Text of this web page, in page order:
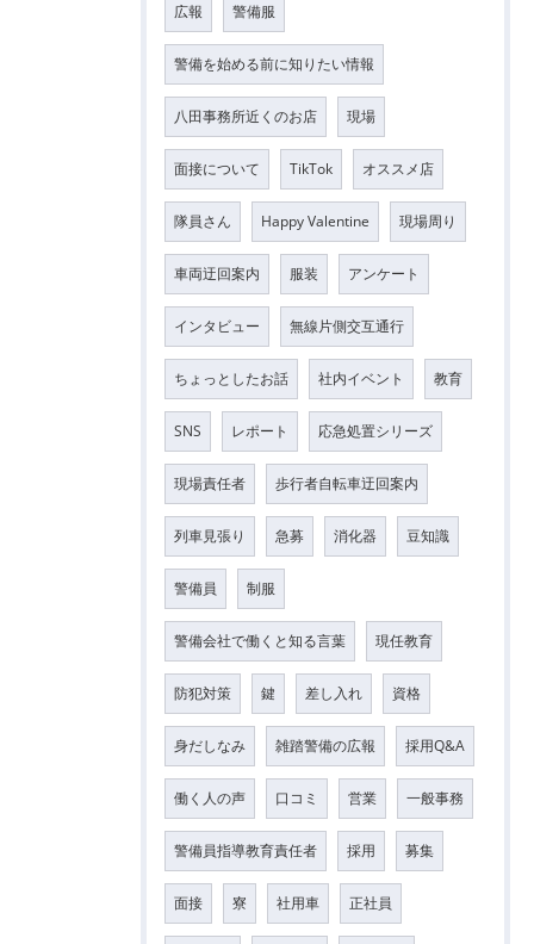
広報 警備服
警備を始める前に知りたい情報
八田事務所近くのお店 現場
面接について TikTok オススメ店
隊員さん Happy Valentine 現場周り
車両迂回案内 服装 アンケート
インタビュー 無線片側交互通行
ちょっとしたお話 社内イベント 教育
SNS レポート 応急処置シリーズ
現場責任者 歩行者自転車迂回案内
列車見張り 急募 消化器 豆知識
警備員 制服
警備会社で働くと知る言葉 現任教育
防犯対策 鍵 差し入れ 資格
身だしなみ 雑踏警備の広報 採用Q&A
働く人の声 口コミ 営業 一般事務
警備員指導教育責任者 採用 募集
面接 寮 社用車 正社員